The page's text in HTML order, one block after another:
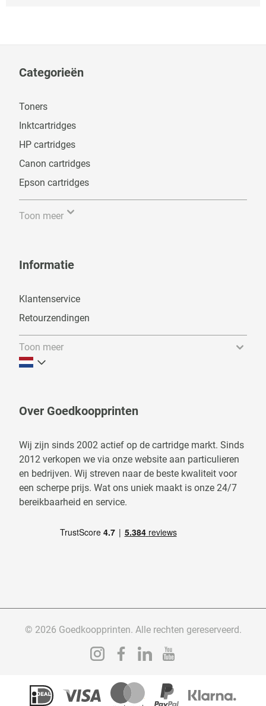
Categorieën
Toners
Inktcartridges
HP cartridges
Canon cartridges
Epson cartridges
Toon meer
Informatie
Klantenservice
Retourzendingen
Toon meer
Over Goedkoopprinten
Wij zijn sinds 2002 actief op de cartridge markt. Sinds
2012 verkopen we via onze website aan particulieren
en bedrijven. Wij streven naar de beste kwaliteit voor
een scherpe prijs. Wat ons uniek maakt is onze 24/7
bereikbaarheid en service.
© 2026 Goedkoopprinten. Alle rechten gereserveerd.